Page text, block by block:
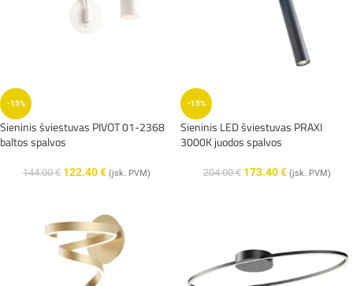
-15%
Sieninis šviestuvas PIVOT 01-2368
baltos spalvos
144.00€ 122.40€ (įsk. PVM)
-15%
Sieninis LED šviestuvas PRAXI
3000K juodos spalvos
204.00€ 173.40€ (įsk. PVM)